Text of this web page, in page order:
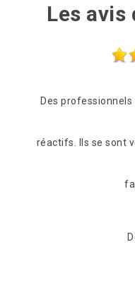
Les avis
sympathiques, sérieux
très rapidement pour